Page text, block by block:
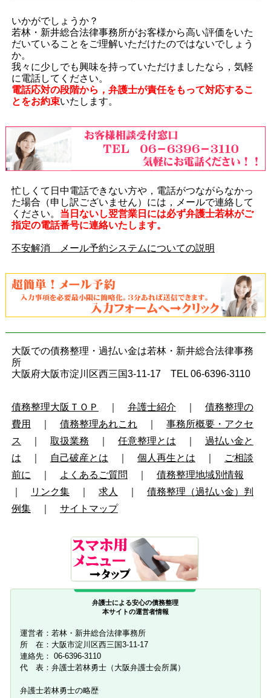
いかがでしょうか？
若林・新井総合法律事務所がお客様から高い評価をいた
だいていることをご理解いただけたのではないでしょう
か。
我々に少しでも興味を持っていただけましたなら，気軽
に電話してください。
電話応対の段階から，弁護士が責任をもって対応するこ
とをお約束いたします。
忙しくて日中電話できない方や，電話がつながらなかっ
た場合（申し訳ございません）には，メールで連絡して
ください。 当日ないし翌営業日には必ず弁護士若林がご
指定の電話番号に連絡いたします。
不安解消 メール予約システムについての説明
大阪での債務整理・過払い金は若林・新井総合法律事務
所
大阪府大阪市淀川区西三国3-11-17 TEL 06-6396-3110
債務整理大阪ＴＯＰ 弁護士紹介
債務整理の
費用
債務整理あれこれ｜ 事務所概要・アクセ
ス
取扱業務 任意整理とは
過払い金と
は
自己破産とは 個人再生とは
ご相談
前に
よくあるご質問
債務整理地域別情報
リンク集｜ 求人
債務整理（過払い金）判
例集｜ サイトマップ
弁護士による安心の債務整理
本サイトの運営者情報
運営者：若林・新井総合法律事務所
所 在：大阪市淀川区西三国3-11-17
連絡先： 06-6396-3110
代 表：弁護士若林勇士（大阪弁護士会所属）
弁護士若林勇士の略歴